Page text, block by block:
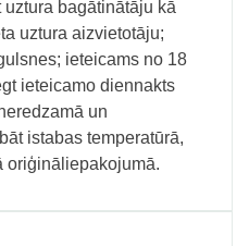
uztura bagātinātāju kā
uztura aizvietotāju;
ieteicams no 18
ieteicamo diennakts
un
istabas temperatūrā,
oriģināliepakojumā.